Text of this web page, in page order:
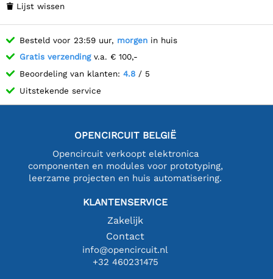
 Lijst wissen
Besteld voor 23:59 uur, morgen in huis
Gratis verzendingv.a. € 100,-
Beoordeling van klanten: 4.8 / 5
Uitstekende service
OPENCIRCUIT BELGIË
Opencircuit verkoopt elektronica
componenten en modules voor prototyping,
leerzame projecten en huis automatisering.
KLANTENSERVICE
Zakelijk
Contact
info@opencircuit.nl
+32 460231475